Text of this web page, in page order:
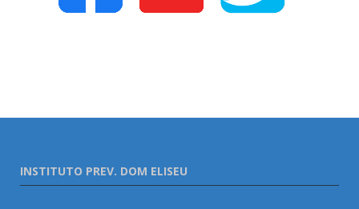
INSTITUTO PREV. DOM ELISEU